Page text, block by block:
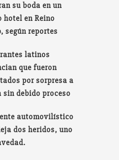
su boda en un
hotel en Reino
según reportes
latinos
que fueron
por sorpresa a
sin debido proceso
automovilístico
dos heridos, uno